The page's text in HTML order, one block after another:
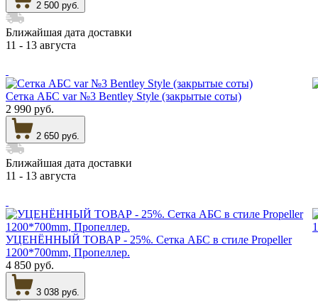
2 500 руб.
Ближайшая дата доставки
11 - 13 августа
Сетка АБС var №3 Bentley Style (закрытые соты)
2 990 руб.
2 650 руб.
Ближайшая дата доставки
11 - 13 августа
УЦЕНЁННЫЙ ТОВАР - 25%. Сетка АБС в стиле Propeller
1200*700mm, Пропеллер.
4 850 руб.
3 038 руб.